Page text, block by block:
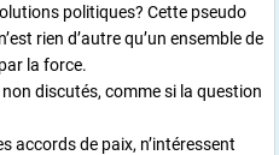
politiques? Cette pseudo
rien d’autre qu’un ensemble de
la force.
discutés, comme si la question
accords de paix, n’intéressent